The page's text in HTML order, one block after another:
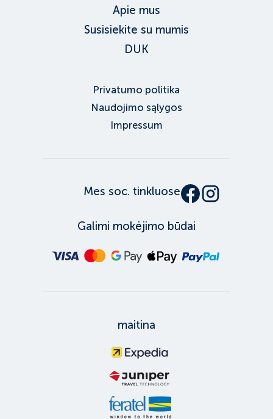
Apie mus
Susisiekite su mumis
DUK
Privatumo politika
Naudojimo sąlygos
Impressum
Mes soc. tinkluose
Galimi mokėjimo būdai
maitina